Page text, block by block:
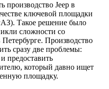
производство Jeep в
ключевой площадки
Такое решение было
сложности со
Петербурге. Производство
сразу две проблемы:
предоставить
который давно ищет
площадку.